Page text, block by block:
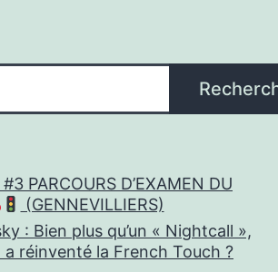
PARCOURS D’EXAMEN DU
(GENNEVILLIERS)
: Bien plus qu’un « Nightcall »,
réinventé la French Touch ?